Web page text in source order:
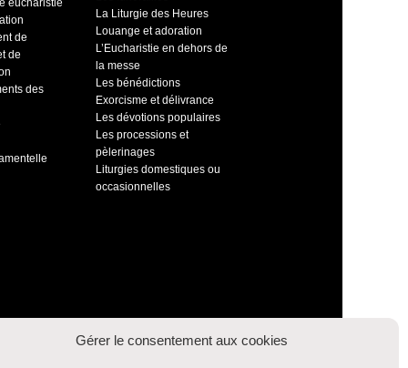
Gérer le consentement aux cookies
eucharistie
de
de
des
La Liturgie des Heures
Louange et adoration
L’Eucharistie en dehors de
la messe
Les bénédictions
Exorcisme et délivrance
Les dévotions populaires
Les processions et
pèlerinages
Liturgies domestiques ou
occasionnelles